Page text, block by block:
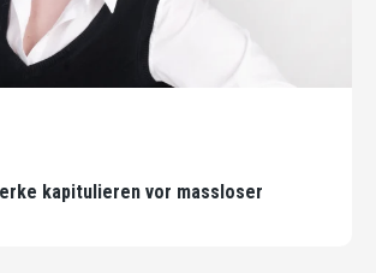
kapitulieren vor massloser